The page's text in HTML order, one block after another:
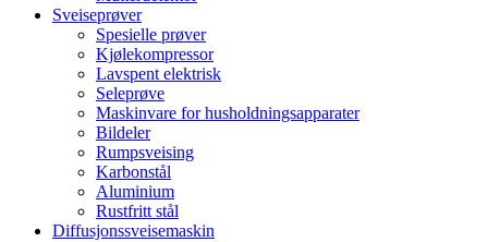
Sveiseprøver
Spesielle prøver
Kjølekompressor
Lavspent elektrisk
Seleprøve
Maskinvare for husholdningsapparater
Bildeler
Rumpsveising
Karbonstål
Aluminium
Rustfritt stål
Diffusjonssveisemaskin